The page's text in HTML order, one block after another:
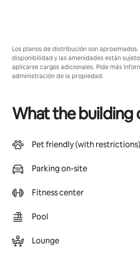
Los planos de distribución son aproximados.
disponibilidad y las amenidades están
aplicarse cargos adicionales. Pide más
administración de la propiedad.
What the building
Pet friendly (with restrictions)
Parking on-site
Fitness center
Pool
Lounge